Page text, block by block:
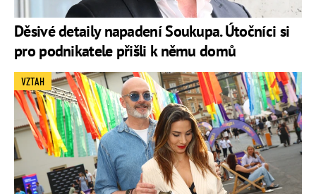
Děsivé detaily napadení Soukupa. Útočníci si
pro podnikatele přišli k němu domů
VZTAH